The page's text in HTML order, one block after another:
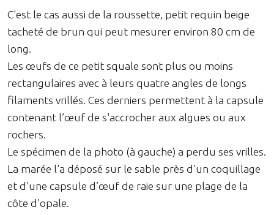
C'est le cas aussi de la roussette, petit requin beige
tacheté de brun qui peut mesurer environ 80 cm de
long.
Les œufs de ce petit squale sont plus ou moins
rectangulaires avec à leurs quatre angles de longs
filaments vrillés. Ces derniers permettent à la capsule
contenant l’œuf de s'accrocher aux algues ou aux
rochers.
Le spécimen de la photo (à gauche) a perdu ses vrilles.
La marée l'a déposé sur le sable près d'un coquillage
et d'une capsule d’œuf de raie sur une plage de la
côte d'opale.